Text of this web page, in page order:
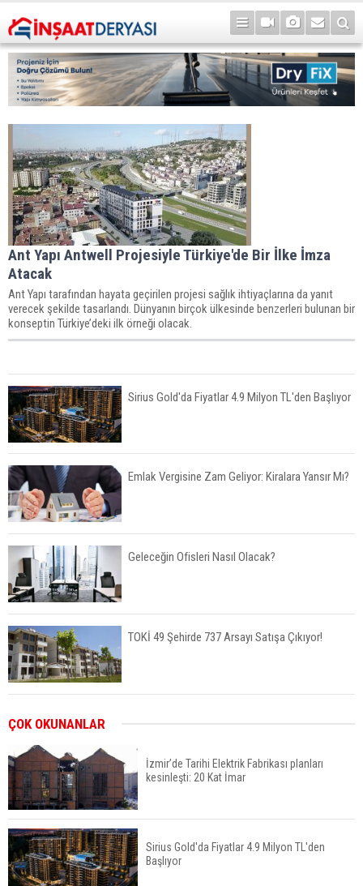
Ant Yapı Antwell Projesiyle Türkiye'de Bir İlke İmza
Atacak
Ant Yapı tarafından hayata geçirilen projesi sağlık ihtiyaçlarına da yanıt
verecek şekilde tasarlandı. Dünyanın birçok ülkesinde benzerleri bulunan bir
konseptin Türkiye’deki ilk örneği olacak.
Sirius Gold'da Fiyatlar 4.9 Milyon TL'den Başlıyor
Emlak Vergisine Zam Geliyor: Kiralara Yansır Mı?
Geleceğin Ofisleri Nasıl Olacak?
TOKİ 49 Şehirde 737 Arsayı Satışa Çıkıyor!
Fuzul’den Konut ve Araç Finansmanında Kişiye
Özel Terzi Usulü Planlama
Urla’da 8 Arsa 409 Milyon TL’ye Satışta
ÇOK OKUNANLAR
İzmir’de Tarihi Elektrik Fabrikası planları
kesinleşti: 20 Kat İmar
Sirius Gold'da Fiyatlar 4.9 Milyon TL'den
Başlıyor